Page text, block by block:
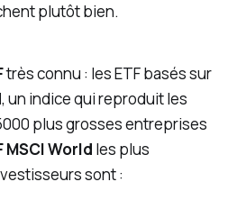
plutôt bien.
très connu : les ETF basés sur
, un indice qui reproduit les
plus grosses entreprises
MSCI World les plus
sont :